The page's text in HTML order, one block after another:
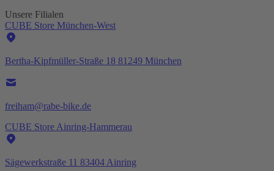
Unsere Filialen
CUBE Store München-West
Bertha-Kipfmüller-Straße 18 81249 München
freiham@rabe-bike.de
CUBE Store Ainring-Hammerau
Sägewerkstraße 11 83404 Ainring